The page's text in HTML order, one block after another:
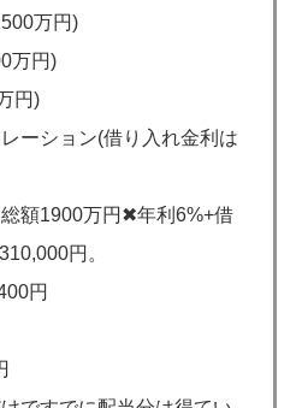
万円)
万円)
円)
ーション(借り入れ金利は
額1900万円✖︎年利6%+借
円。
円